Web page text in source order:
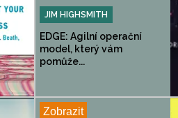
JIM HIGHSMITH
EDGE: Agilní operační
model, který vám
pomůže...
Zobrazit